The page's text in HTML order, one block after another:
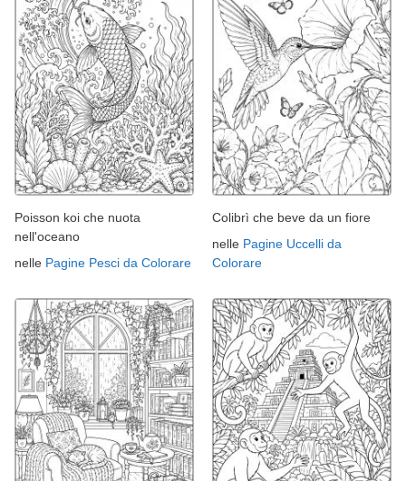
Poisson koi che nuota
nell'oceano
nelle Pagine Pesci da Colorare
Colibrì che beve da un fiore
nelle Pagine Uccelli da
Colorare